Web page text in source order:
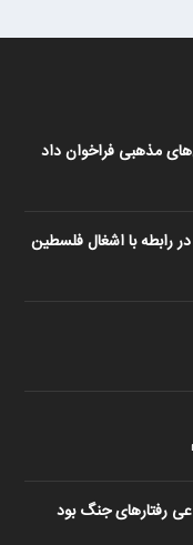
مذهبی فراخوان داد
رابطه با اشغال فلسطین
رفتارهای جنگ بود